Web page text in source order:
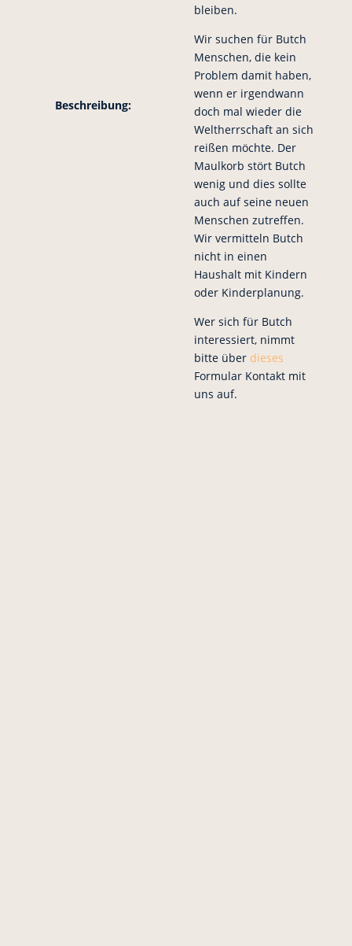
Beschreibung:
bleiben.
Wir suchen für Butch
Menschen, die kein
Problem damit haben,
wenn er irgendwann
doch mal wieder die
Weltherrschaft an sich
reißen möchte. Der
Maulkorb stört Butch
wenig und dies sollte
auch auf seine neuen
Menschen zutreffen.
Wir vermitteln Butch
nicht in einen
Haushalt mit Kindern
oder Kinderplanung.
Wer sich für Butch
interessiert, nimmt
bitte über dieses
Formular Kontakt mit
uns auf.